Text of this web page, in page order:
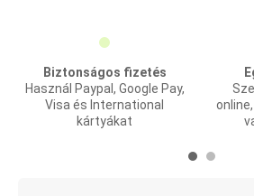
Biztonságos fizetés
Használ Paypal, Google Pay,
Visa és International
kártyákat